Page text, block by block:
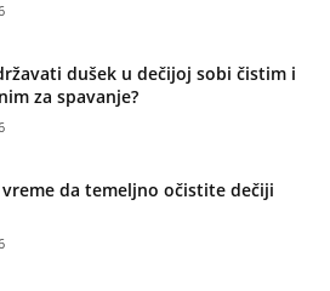
dušek u dečijoj sobi čistim i
za spavanje?
vreme da temeljno očistite dečiji